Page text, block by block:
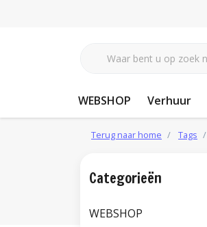
WEBSHOP Verhuur
Terug naar home Tags
Categorieën
WEBSHOP